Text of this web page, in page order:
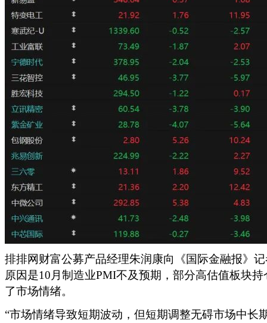
排排网财富公募产品经理朱润康向《国际金融报》
原因是10月制造业PMI不及预期，部分高估值板块
了市场情绪。
“市场情绪导致短期波动，但短期调整无碍市场中长